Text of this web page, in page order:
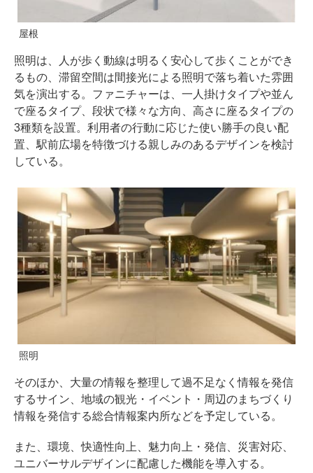
屋根
照明は、人が歩く動線は明るく安心して歩くことができ
るもの、滞留空間は間接光による照明で落ち着いた雰囲
気を演出する。ファニチャーは、一人掛けタイプや並ん
で座るタイプ、段状で様々な方向、高さに座るタイプの
3種類を設置。利用者の行動に応じた使い勝手の良い配
置、駅前広場を特徴づける親しみのあるデザインを検討
している。
照明
そのほか、大量の情報を整理して過不足なく情報を発信
するサイン、地域の観光・イベント・周辺のまちづくり
情報を発信する総合情報案内所などを予定している。
また、環境、快適性向上、魅力向上・発信、災害対応、
ユニバーサルデザインに配慮した機能を導入する。